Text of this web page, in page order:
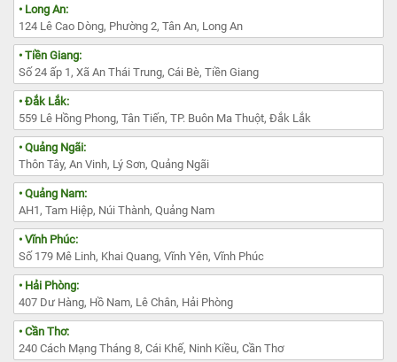
• Long An:
124 Lê Cao Dòng, Phường 2, Tân An, Long An
• Tiền Giang:
Số 24 ấp 1, Xã An Thái Trung, Cái Bè, Tiền Giang
• Đắk Lắk:
559 Lê Hồng Phong, Tân Tiến, TP. Buôn Ma Thuột, Đắk Lắk
• Quảng Ngãi:
Thôn Tây, An Vinh, Lý Sơn, Quảng Ngãi
• Quảng Nam:
AH1, Tam Hiệp, Núi Thành, Quảng Nam
• Vĩnh Phúc:
Số 179 Mê Linh, Khai Quang, Vĩnh Yên, Vĩnh Phúc
• Hải Phòng:
407 Dư Hàng, Hồ Nam, Lê Chân, Hải Phòng
• Cần Thơ:
240 Cách Mạng Tháng 8, Cái Khế, Ninh Kiều, Cần Thơ